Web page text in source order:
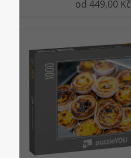
od 449,00 Kč